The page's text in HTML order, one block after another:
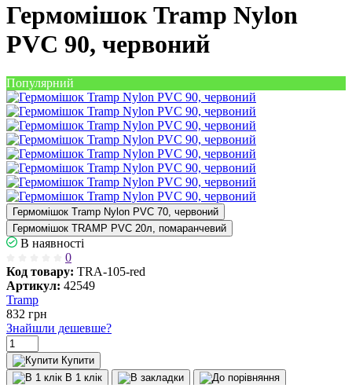
Гермомішок Tramp Nylon
PVC 90, червоний
Популярний
Гермомішок Tramp Nylon PVC 70, червоний
Гермомішок TRAMP PVC 20л, помаранчевий
В наявності
0
Код товару: TRA-105-red
Артикул: 42549
Tramp
832 грн
Знайшли дешевше?
Купити
В 1 клік